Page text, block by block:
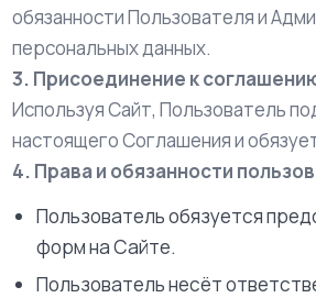
обязанности Пользователя и
персональных данных.
3. Присоединение к
Используя Сайт, Пользователь
настоящего Соглашения и
4. Права и обязанности
Пользователь обязуется
форм на Сайте.
Пользователь несёт